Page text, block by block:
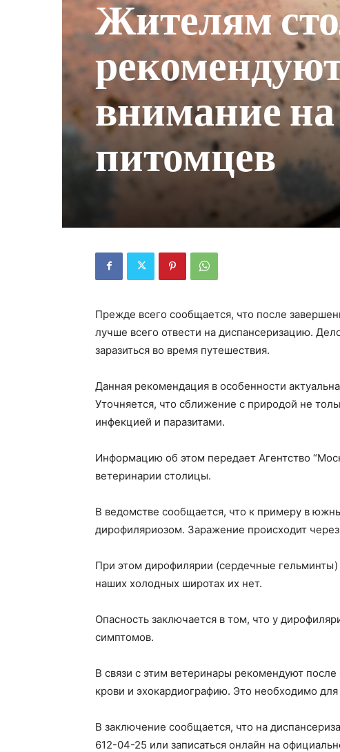
Жителям
внимание на
питомцев
Прежде всего сообщается, что после
лучше всего отвести на диспансеризацию.
заразиться во время путешествия.
Данная рекомендация в особенности
Уточняется, что сближение с природой не
инфекцией и паразитами.
Информацию об этом передает Агентство
ветеринарии столицы.
В ведомстве сообщается, что к примеру в
дирофиляриозом. Заражение происходит
При этом дирофилярии (сердечные
наших холодных широтах их нет.
Опасность заключается в том, что у
симптомов.
В связи с этим ветеринары рекомендуют
крови и эхокардиографию. Это необходимо
В заключение сообщается, что на
612-04-25 или записаться онлайн на